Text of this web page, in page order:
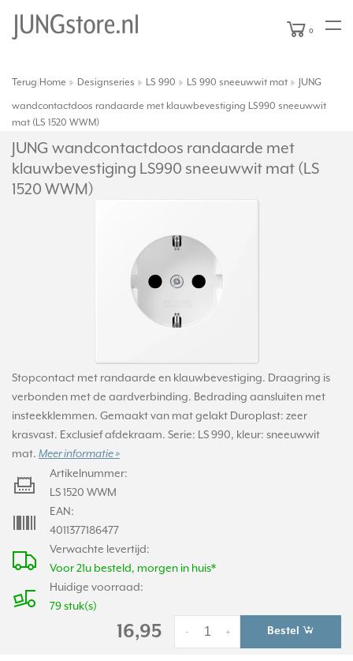
0
Terug Home Designseries LS 990 LS 990 sneeuwwit mat JUNG
wandcontactdoos randaarde met klauwbevestiging LS990 sneeuwwit
mat (LS 1520 WWM)
JUNG wandcontactdoos randaarde met
klauwbevestiging LS990 sneeuwwit mat (LS
1520 WWM)
Stopcontact met randaarde en klauwbevestiging. Draagring is
verbonden met de aardverbinding. Bedrading aansluiten met
insteekklemmen. Gemaakt van mat gelakt Duroplast: zeer
krasvast. Exclusief afdekraam. Serie: LS 990, kleur: sneeuwwit
mat. Meer informatie »
Verwachte levertijd:
Voor 21u besteld, morgen in huis*
Huidige voorraad:
79 stuk(s)
Artikelnummer:
LS 1520 WWM
EAN:
4011377186477
16,95 +
- Bestel